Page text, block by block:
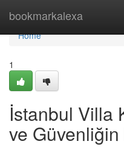
bookmarkalexa
Home
Home
1
İstanbul Villa
ve